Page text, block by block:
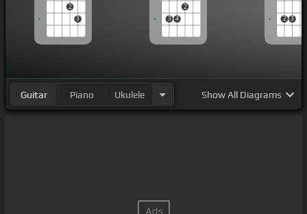
2
3
3 4
2
2 3
Guitar Piano Ukulele ShowAll Diagrams